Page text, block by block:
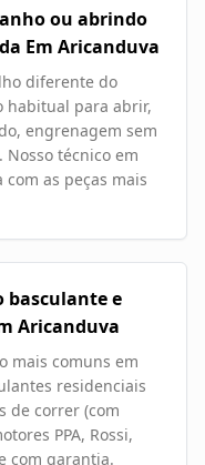
ou abrindo
Em Aricanduva
diferente do
habitual para abrir,
engrenagem sem
técnico em
as peças mais
basculante e
Aricanduva
mais comuns em
residenciais
de correr (com
PPA, Rossi,
com garantia.